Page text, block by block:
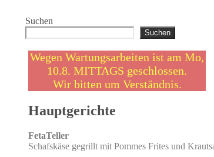
Suchen
Suchen
Wegen Wartungsarbeiten ist am Mo,
10.8. MITTAGS geschlossen.
Wir bitten um Verständnis.
Hauptgerichte
FetaTeller
Schafskäse gegrillt mit Pommes Frites und